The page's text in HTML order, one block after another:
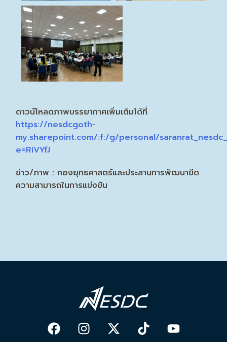
ดาวน์โหลดภาพบรรยากาศเพิ่มเติมได้ที่
https://nesdcgoth-
my.sharepoint.com/:f:/g/personal/
e=RiVYfJ
ข่าว/ภาพ : กองยุทธศาสตร์และประสานการพัฒนาขีด
ความสามารถในการแข่งขัน